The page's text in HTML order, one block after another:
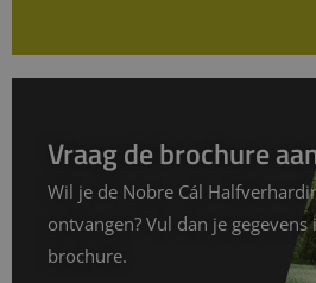
Vraag de brochure
Wil je de Nobre Cál
ontvangen? Vul dan je
brochure.